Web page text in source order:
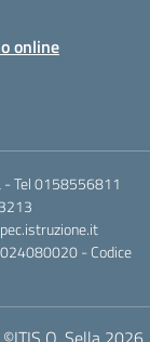
online
- Tel 0158556811
- Codice